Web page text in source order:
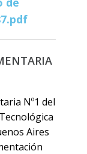
Nº1 del
Aires